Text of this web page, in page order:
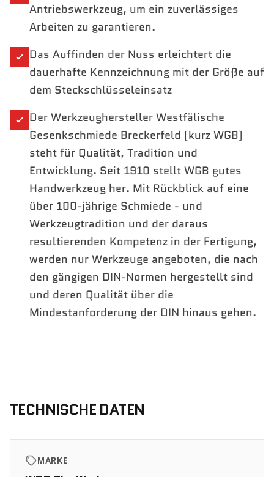
Antriebswerkzeug, um ein zuverlässiges
Arbeiten zu garantieren.
Das Auffinden der Nuss erleichtert die
dauerhafte Kennzeichnung mit der Größe auf
dem Steckschlüsseleinsatz
Der Werkzeughersteller Westfälische
Gesenkschmiede Breckerfeld (kurz WGB)
steht für Qualität, Tradition und
Entwicklung. Seit 1910 stellt WGB gutes
Handwerkzeug her. Mit Rückblick auf eine
über 100-jährige Schmiede - und
Werkzeugtradition und der daraus
resultierenden Kompetenz in der Fertigung,
werden nur Werkzeuge angeboten, die nach
den gängigen DIN-Normen hergestellt sind
und deren Qualität über die
Mindestanforderung der DIN hinaus gehen.
TECHNISCHE DATEN
MARKE